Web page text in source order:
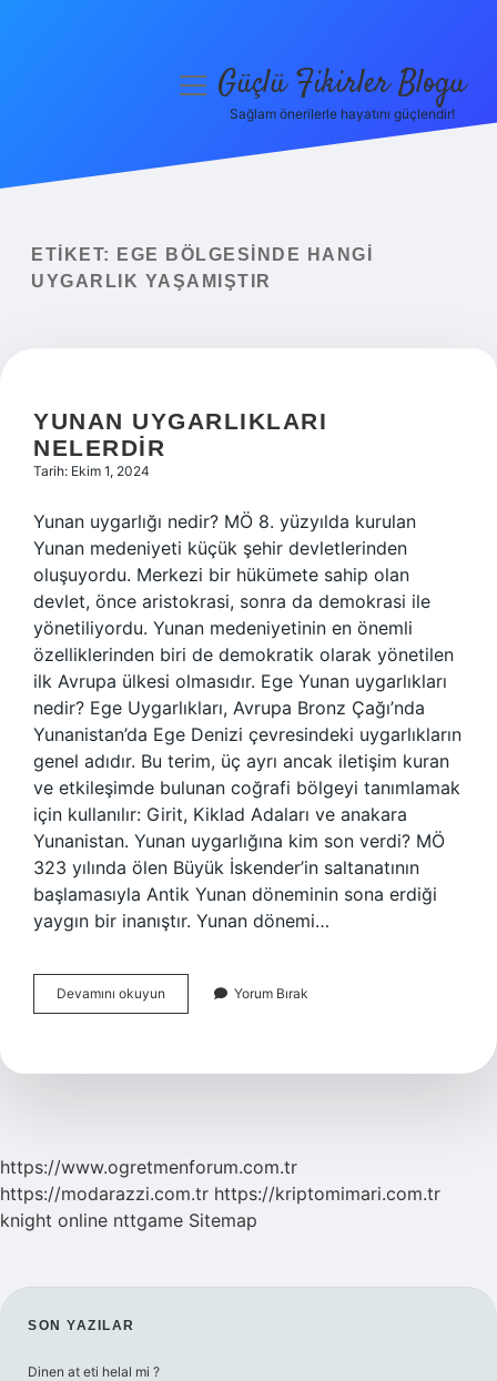
Yasal Uyarı
menüyüGüçlü Fikirler Blogu
Sağlam önerilerle hayatını güçlendir!
ETIKET:
EGE BÖLGESINDE HANGI
UYGARLIK YAŞAMIŞTIR
YUNAN UYGARLIKLARI
NELERDIR
Tarih: Ekim 1, 2024
Yunan uygarlığı nedir? MÖ 8. yüzyılda kurulan
Yunan medeniyeti küçük şehir devletlerinden
oluşuyordu. Merkezi bir hükümete sahip olan
devlet, önce aristokrasi, sonra da demokrasi ile
yönetiliyordu. Yunan medeniyetinin en önemli
özelliklerinden biri de demokratik olarak yönetilen
ilk Avrupa ülkesi olmasıdır. Ege Yunan uygarlıkları
nedir? Ege Uygarlıkları, Avrupa Bronz Çağı’nda
Yunanistan’da Ege Denizi çevresindeki uygarlıkların
genel adıdır. Bu terim, üç ayrı ancak iletişim kuran
ve etkileşimde bulunan coğrafi bölgeyi tanımlamak
için kullanılır: Girit, Kiklad Adaları ve anakara
Yunanistan. Yunan uygarlığına kim son verdi? MÖ
323 yılında ölen Büyük İskender’in saltanatının
başlamasıyla Antik Yunan döneminin sona erdiği
yaygın bir inanıştır. Yunan dönemi…
Devamını okuyun
Uygarlıkları
Yorum Bırak
https://www.ogretmenforum.com.tr
https://modarazzi.com.tr https://kriptomimari.com.tr
knight online nttgame Sitemap
SIDEBAR
SON YAZILAR
Dinen at eti helal mi ?